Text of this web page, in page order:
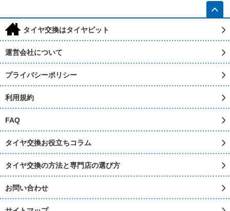
h タイヤ交換はタイヤピット
運営会社について
プライバシーポリシー
利用規約
FAQ
タイヤ交換お役立ちコラム
タイヤ交換の方法と専門店の選び方
お問い合わせ